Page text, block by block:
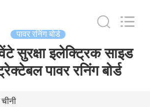
पावर रनिंग बोर्ड
सुरक्षा इलेक्ट्रिक साइड
पावर रनिंग बोर्ड
चीनी